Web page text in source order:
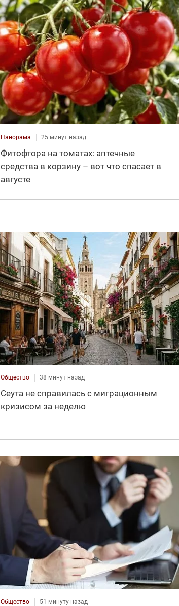
Панорама 25 минут назад
Фитофтора на томатах: аптечные
средства в корзину – вот что спасает в
августе
Общество 38 минут назад
Сеута не справилась с миграционным
кризисом за неделю
Общество 51 минуту назад